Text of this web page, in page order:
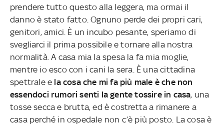
prendere tutto questo alla leggera, ma ormai il
danno è stato fatto. Ognuno perde dei propri cari,
genitori, amici. È un incubo pesante, speriamo di
svegliarci il prima possibile e tornare alla nostra
normalità. A casa mia la spesa la fa mia moglie,
mentre io esco con i cani la sera. È una cittadina
spettrale e la cosa che mi fa più male è che non
essendoci rumori senti la gente tossire in casa, una
tosse secca e brutta, ed è costretta a rimanere a
casa perché in ospedale non c’è più posto. La cosa è